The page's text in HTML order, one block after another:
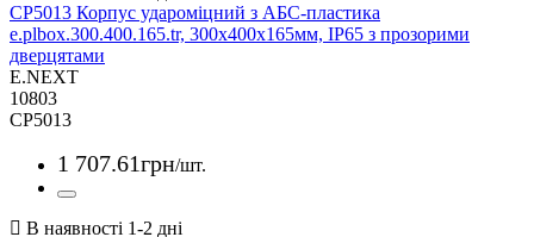
CP5013 Корпус удароміцний з АБС-пластика
e.plbox.300.400.165.tr, 300х400х165мм, IP65 з прозорими
дверцятами
E.NEXT
10803
CP5013
1 707.61грн/шт.